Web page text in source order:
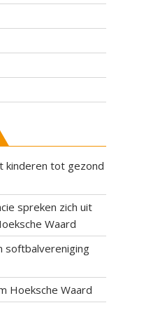
kinderen tot gezond
spreken zich uit
Waard
softbalvereniging
Hoeksche Waard